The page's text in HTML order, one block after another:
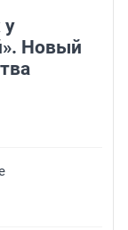
у
Новый